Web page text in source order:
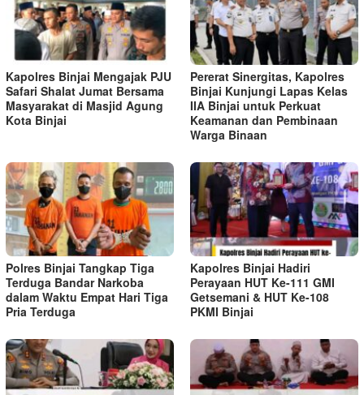
Kapolres Binjai Mengajak PJU
Safari Shalat Jumat Bersama
Masyarakat di Masjid Agung
Kota Binjai
Pererat Sinergitas, Kapolres
Binjai Kunjungi Lapas Kelas
IIA Binjai untuk Perkuat
Keamanan dan Pembinaan
Warga Binaan
Polres Binjai Tangkap Tiga
Terduga Bandar Narkoba
dalam Waktu Empat Hari Tiga
Pria Terduga
Kapolres Binjai Hadiri
Perayaan HUT Ke-111 GMI
Getsemani & HUT Ke-108
PKMI Binjai